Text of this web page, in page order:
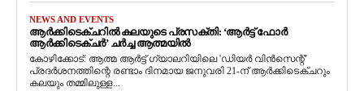
NEWS AND EVENTS
ആർക്കിടെക്ചറിൽ കലയുടെ പ്രസക്തി: ‘ആർട്ട് ഫോർ
ആർക്കിടെക്ചർ’ ചർച്ച ആത്മയിൽ
​കോഴിക്കോട്: ആത്മ ആർട്ട് ഗ്യാലറിയിലെ 'ഡിയർ വിൻസെന്റ്'
പ്രദർശനത്തിന്റെ രണ്ടാം ദിനമായ ജനുവരി 21-ന് ആർക്കിടെക്ചറും
കലയും തമ്മിലുള്ള...